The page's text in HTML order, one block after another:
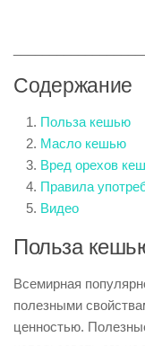
Содержание
Польза кешью
Масло кешью
Вред орехов
Правила
Видео
Польза
Всемирная
полезными
ценностью.